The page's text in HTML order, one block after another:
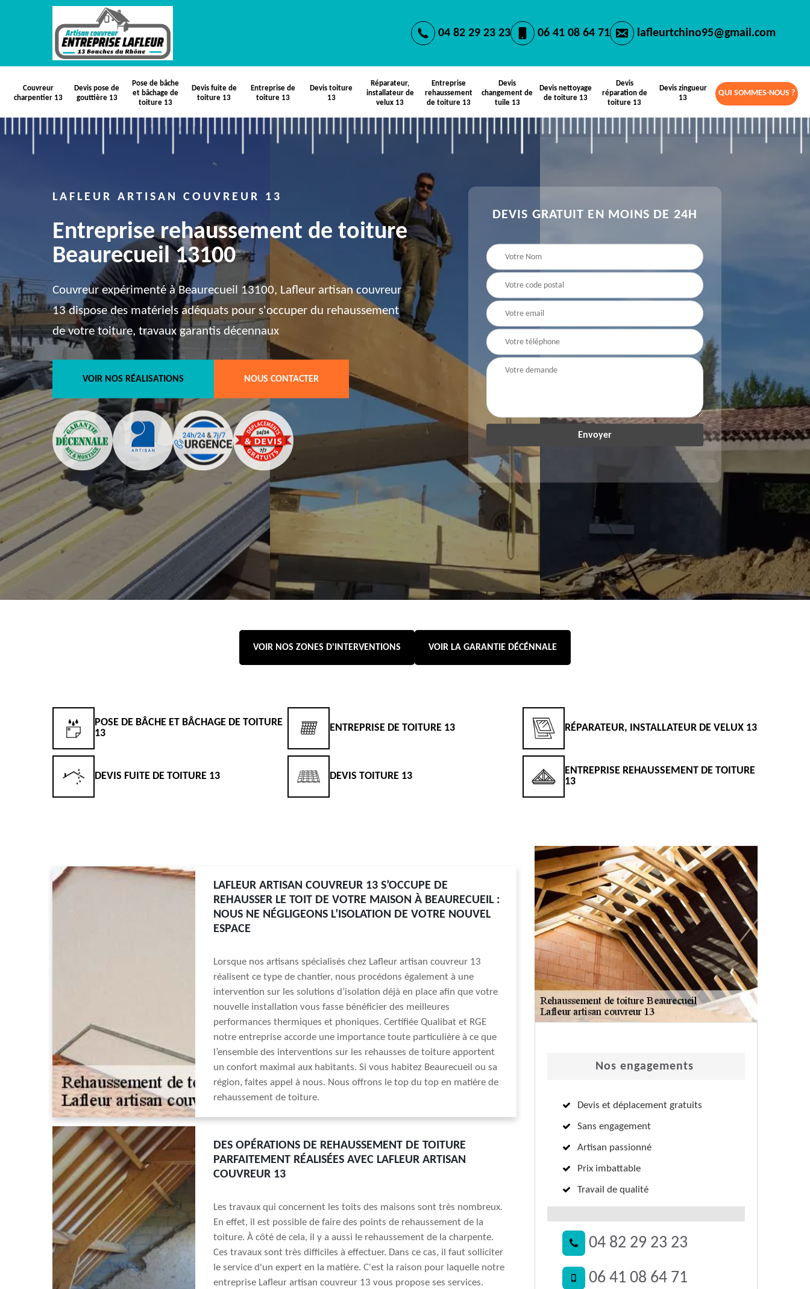
04 82 29 23 23 06 41 08 64 71 lafleurtchino95@gmail.com
Couvreur
charpentier 13
Devis pose de
gouttière 13
Pose de bâche
et bâchage de
toiture 13
Devis fuite de
toiture 13
Entreprise de
toiture 13
Devis toiture
13
Réparateur,
installateur de
velux 13
Entreprise
rehaussement
de toiture 13
Devis
changement de
tuile 13
Devis nettoyage
de toiture 13
Devis
réparation de
toiture 13
Devis zingueur
13
QUI SOMMES-NOUS ?
LAFLEUR ARTISAN COUVREUR 13
Entreprise rehaussement de toiture
Beaurecueil 13100
Couvreur expérimenté à Beaurecueil 13100, Lafleur artisan couvreur
13 dispose des matériels adéquats pour s'occuper du rehaussement
de votre toiture, travaux garantis décennaux
VOIR NOS RÉALISATIONS NOUS CONTACTER
DEVIS GRATUIT EN MOINS DE 24H
VOIR NOS ZONES D'INTERVENTIONS VOIR LA GARANTIE DÉCÉNNALE
POSE DE BÂCHE ET BÂCHAGE DE TOITURE
13
DEVIS FUITE DE TOITURE 13
ENTREPRISE DE TOITURE 13
DEVIS TOITURE 13
RÉPARATEUR, INSTALLATEUR DE VELUX 13
ENTREPRISE REHAUSSEMENT DE TOITURE
13
LAFLEUR ARTISAN COUVREUR 13 S’OCCUPE DE
REHAUSSER LE TOIT DE VOTRE MAISON À BEAURECUEIL :
NOUS NE NÉGLIGEONS L’ISOLATION DE VOTRE NOUVEL
ESPACE
Lorsque nos artisans spécialisés chez Lafleur artisan couvreur 13
réalisent ce type de chantier, nous procédons également à une
intervention sur les solutions d’isolation déjà en place afin que votre
nouvelle installation vous fasse bénéficier des meilleures
performances thermiques et phoniques. Certifiée Qualibat et RGE
notre entreprise accorde une importance toute particulière à ce que
l’ensemble des interventions sur les rehausses de toiture apportent
un confort maximal aux habitants. Si vous habitez Beaurecueil ou sa
région, faites appel à nous. Nous offrons le top du top en matière de
rehaussement de toiture.
DES OPÉRATIONS DE REHAUSSEMENT DE TOITURE
PARFAITEMENT RÉALISÉES AVEC LAFLEUR ARTISAN
COUVREUR 13
Les travaux qui concernent les toits des maisons sont très nombreux.
En effet, il est possible de faire des points de rehaussement de la
toiture. À côté de cela, il y a aussi le rehaussement de la charpente.
Ces travaux sont très difficiles à effectuer. Dans ce cas, il faut solliciter
le service d'un expert en la matière. C'est la raison pour laquelle notre
entreprise Lafleur artisan couvreur 13 vous propose ses services.
Nos engagements
Devis et déplacement gratuits
Sans engagement
Artisan passionné
Prix imbattable
Travail de qualité
04 82 29 23 23
06 41 08 64 71